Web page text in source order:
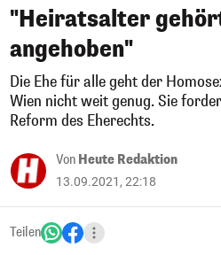
"Heiratsalter
angehoben"
Die Ehe für alle geht der
Wien nicht weit genug. Sie
Reform des Eherechts.
Von Heute Redaktion
13.09.2021, 22:18
Teilen